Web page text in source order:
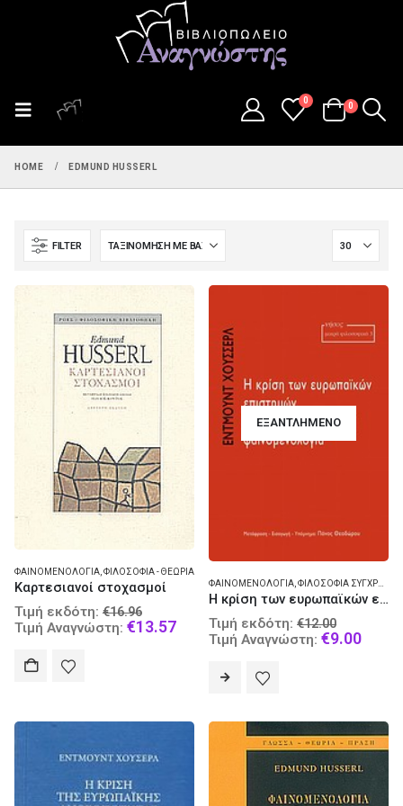
0
0
HOME EDMUND HUSSERL
FILTER
ΦΑΙΝΟΜΕΝΟΛΟΓΊΑ ΦΙΛΟΣΟΦΊΑ - ΘΕΩΡΊΑ
Καρτεσιανοί στοχασμοί
Τιμή εκδότη: €16.96
price
Τιμή Αναγνώστη: €13.57Current
price
€13.57.
ΕΞΑΝΤΛΗΜΈΝΟ
ΦΑΙΝΟΜΕΝΟΛΟΓΊΑ ΦΙΛΟΣΟΦΊΑ ΣΎΓΧΡΟΝΗ
Η κρίση των ευρωπαϊκών επιστημών και η υπερβατολογική φαινομενολογία
Τιμή εκδότη: €12.00
price
Τιμή Αναγνώστη: €9.00